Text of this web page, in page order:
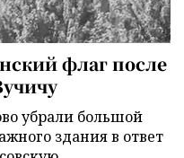
флаг после
убрали большой
здания в ответ